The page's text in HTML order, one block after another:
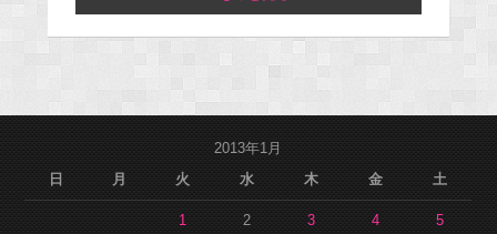
2013年1月
日
月 火 水 木 金 土
1 2 3 4 5